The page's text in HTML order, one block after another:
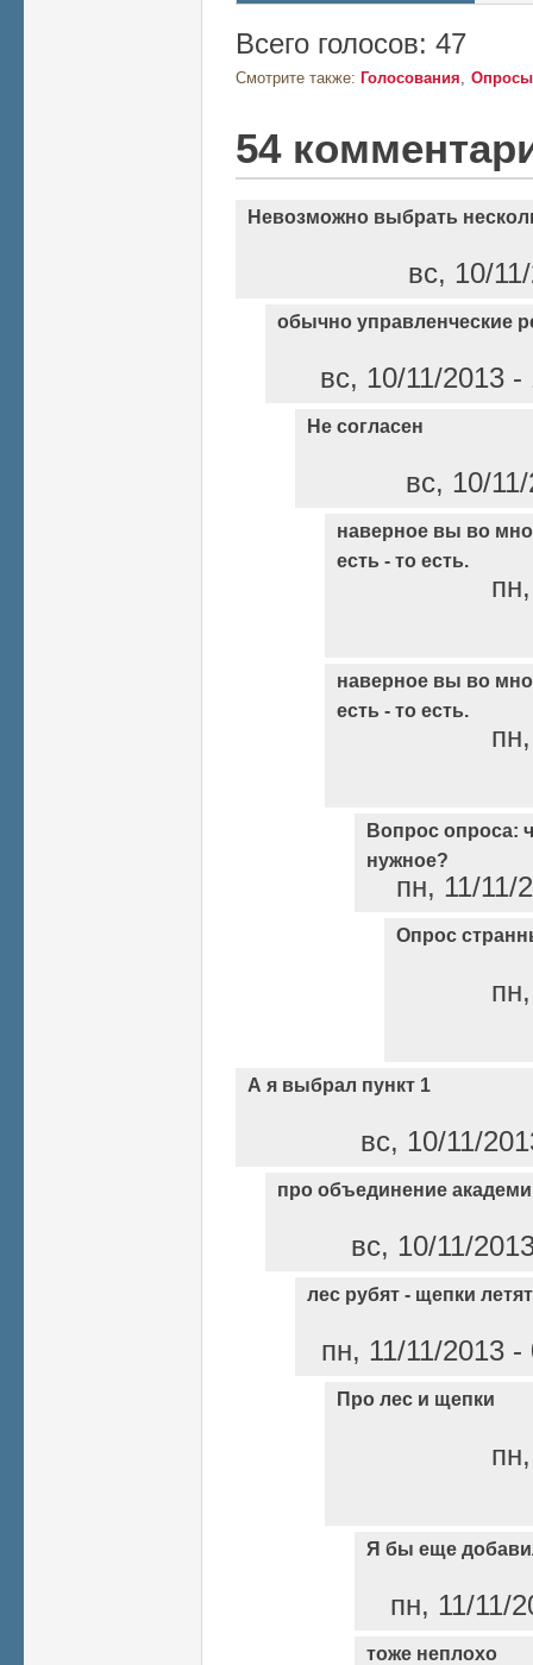
Всего голосов: 47
Смотрите также: Голосования Опросы
54
Невозможно выбрать
вс, 10/
обычно управленческие
вс, 10/11/2013
Не согласен
вс, 10/
наверное вы во
есть - то есть.
наверное вы во
есть - то есть.
Вопрос опроса:
нужное?
пн, 11/11/
Опрос
А я выбрал пункт 1
вс, 10/11/
про объединение
вс, 10/11/
лес рубят - щепки летят
пн, 11/11/2013
Про лес и щепки
Я бы еще
пн, 11/11/
тоже неплохо